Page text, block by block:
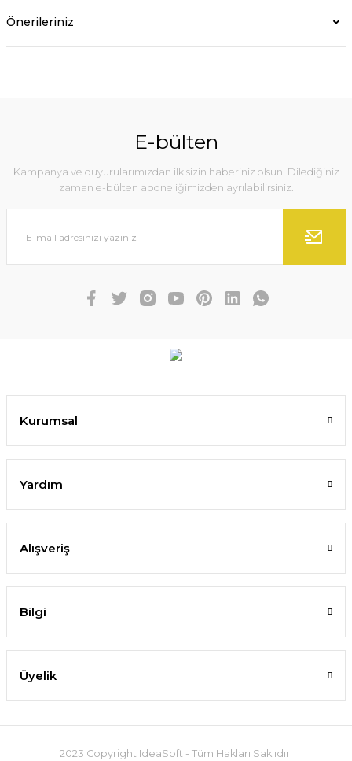
Önerileriniz
E-bülten
Kampanya ve duyurularımızdan ilk sizin haberiniz olsun! Dilediğiniz
zaman e-bülten aboneliğimizden ayrılabilirsiniz.
Kurumsal
Yardım
Alışveriş
Bilgi
Üyelik
2023 Copyright IdeaSoft - Tüm Hakları Saklıdır.